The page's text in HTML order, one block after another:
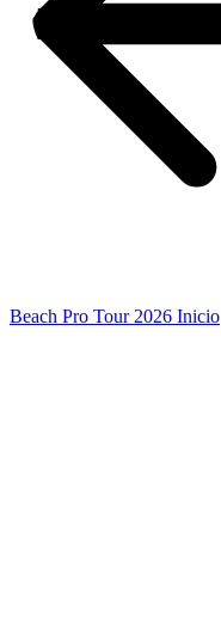
Beach Pro Tour 2026 Inicio